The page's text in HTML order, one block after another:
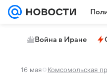
Война в Иране
16 мая Комсомольская